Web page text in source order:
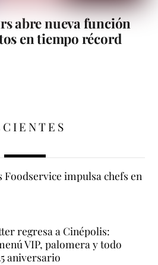
abre nueva función
en tiempo récord
Foodservice impulsa chefs en
regresa a Cinépolis:
VIP, palomera y todo
aniversario